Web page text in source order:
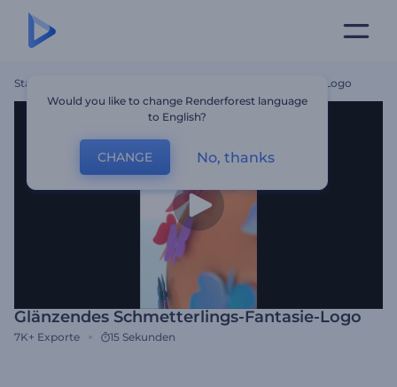
Startseite Glänzendes Schmetterlings-Fantasie-Logo
Glänzendes Schmetterlings-Fantasie-Logo
7K+ Exporte 15 Sekunden
Would you like to change Renderforest language
to English?
CHANGE No, thanks